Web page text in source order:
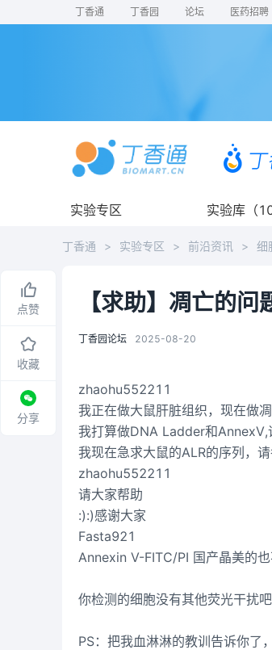
丁香通 丁香园 论坛 医药招聘
实验专区 实验库（
丁香通 > 实验专区 > 前沿资讯 > 细
点赞
收藏
分享
【求助】凋亡的问
丁香园论坛 2025-08-20
zhaohu552211
我正在做大鼠肝脏组织，现在做
我打算做DNA Ladder和AnnexV,
我现在急求大鼠的ALR的序列，
zhaohu552211
请大家帮助
:):)感谢大家
Fasta921
Annexin V-FITC/PI 国产晶美的也
你检测的细胞没有其他荧光干扰
PS：把我血淋淋的教训告诉你了